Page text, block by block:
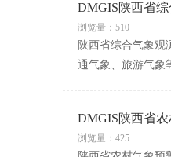
DMGIS陕西省
浏览量：510
陕西省综合气象
通气象、旅游气象
DMGIS陕西省
浏览量：425